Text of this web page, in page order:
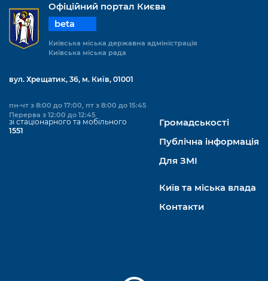
Офіційний портал Києва
beta
Київська міська державна адміністрація
Київська міська рада
вул. Хрещатик, 36, м. Київ, 01001
пн-чт з 8:00 до 17:00, пт з 8:00 до 15:45
Перерва з 12:00 до 12:45
зі стаціонарного та мобільного
1551
Громадськості
Публічна інформація
Для ЗМІ
Київ та міська влада
Контакти